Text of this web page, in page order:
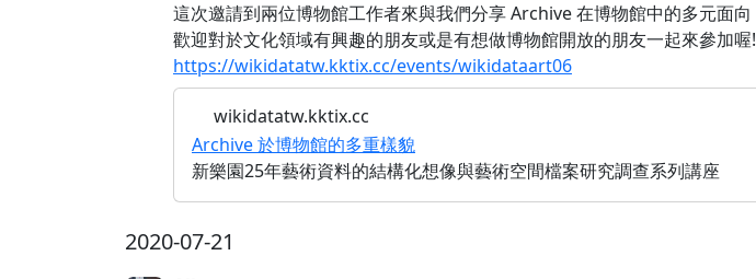
這次邀請到兩位博物館工作者來與我們分享 Archive 在博物館中的多元面向
歡迎對於文化領域有興趣的朋友或是有想做博物館開放的朋友一起來參加喔!
https://wikidatatw.kktix.cc/events/wikidataart06
wikidatatw.kktix.cc
Archive 於博物館的多重樣貌
新樂園25年藝術資料的結構化想像與藝術空間檔案研究調查系列講座
2020-07-21